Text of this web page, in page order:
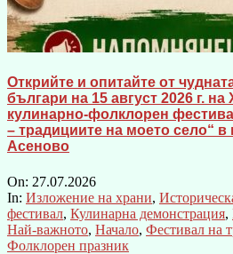
Открийте и опитайте от
българи на 15 август 2026 г.
кулинарно-фолклорен
– традициите на моето село“ в
Асеново
On: 27.07.2026
In: Изложение на храни,
фестивал, Кулинарна демонстрация,
Най-важното, Начало, Фестивал на
Фолклорен празник